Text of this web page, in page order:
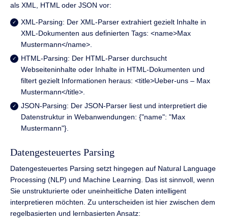
als XML, HTML oder JSON vor:
XML-Parsing: Der XML-Parser extrahiert gezielt Inhalte in
XML-Dokumenten aus definierten Tags: <name>Max
Mustermann</name>.
HTML-Parsing: Der HTML-Parser durchsucht
Webseiteninhalte oder Inhalte in HTML-Dokumenten und
filtert gezielt Informationen heraus: <title>Ueber-uns – Max
Mustermann</title>.
JSON-Parsing: Der JSON-Parser liest und interpretiert die
Datenstruktur in Webanwendungen: {"name": "Max
Mustermann"}.
Datengesteuertes Parsing
Datengesteuertes Parsing setzt hingegen auf Natural Language
Processing (NLP) und Machine Learning. Das ist sinnvoll, wenn
Sie unstrukturierte oder uneinheitliche Daten intelligent
interpretieren möchten. Zu unterscheiden ist hier zwischen dem
regelbasierten und lernbasierten Ansatz: